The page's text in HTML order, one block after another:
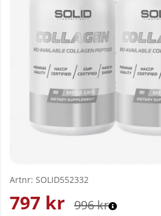
Artnr: SOLID552332
996kr
797 kr